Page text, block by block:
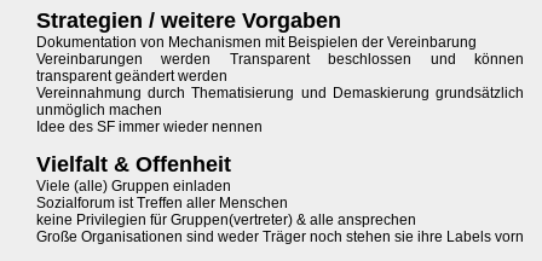
Strategien / weitere Vorgaben
Dokumentation von Mechanismen mit Beispielen der Vereinbarung
Vereinbarungen werden Transparent beschlossen und können
transparent geändert werden
Vereinnahmung durch Thematisierung und Demaskierung grundsätzlich
unmöglich machen
Idee des SF immer wieder nennen
Vielfalt & Offenheit
Viele (alle) Gruppen einladen
Sozialforum ist Treffen aller Menschen
keine Privilegien für Gruppen(vertreter) & alle ansprechen
Große Organisationen sind weder Träger noch stehen sie ihre Labels vorn